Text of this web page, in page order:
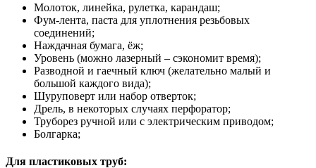
Молоток, линейка, рулетка, карандаш;
Фум-лента, паста для уплотнения резьбовых
соединений;
Наждачная бумага, ёж;
Уровень (можно лазерный – сэкономит время);
Разводной и гаечный ключ (желательно малый и
большой каждого вида);
Шуруповерт или набор отверток;
Дрель, в некоторых случаях перфоратор;
Труборез ручной или с электрическим приводом;
Болгарка;
Для пластиковых труб: